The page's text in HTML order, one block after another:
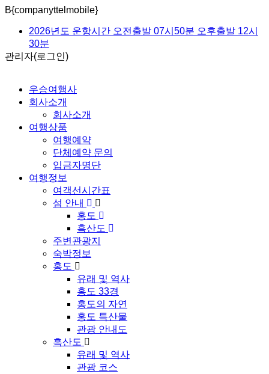
B{companyttelmobile}
2026년도 운항시간 오전출발 07시50분 오후출발 12시
30분
흑산도 펜션 숙박 가능합니다
관리자(로그인)
우승여행사
회사소개
회사소개
여행상품
여행예약
단체예약 문의
입금자명단
여행정보
여객선시간표
섬 안내
홍도
흑산도
주변관광지
숙박정보
홍도
유래 및 역사
홍도 33경
홍도의 자연
홍도 특산물
관광 안내도
흑산도
유래 및 역사
관광 코스